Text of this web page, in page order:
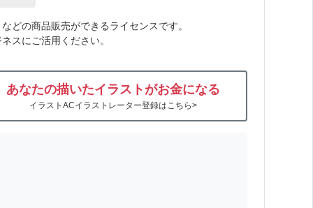
どの商品販売ができるライセンスです。
スにご活用ください。
あなたの描いたイラストがお金になる
イラストACイラストレーター登録はこちら>